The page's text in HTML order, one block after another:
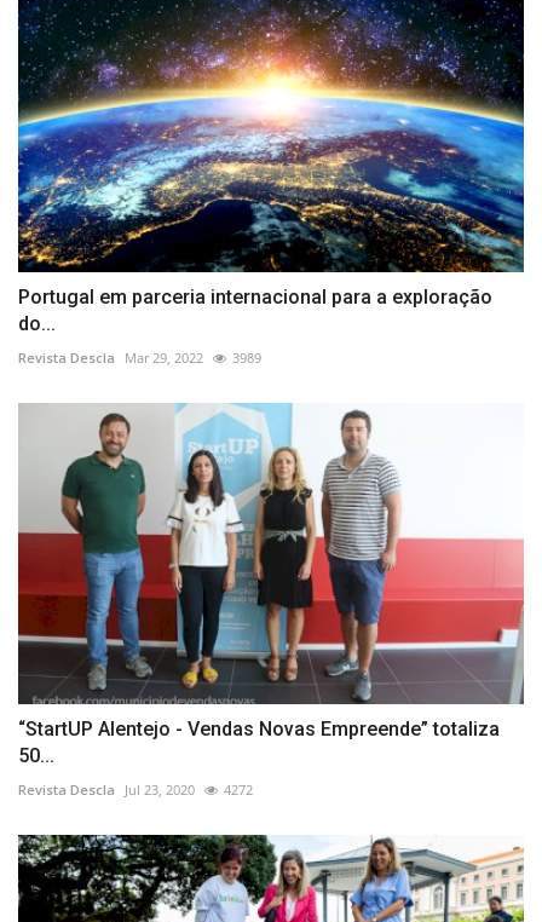
Portugal em parceria internacional para a exploração
do...
Revista Descla Mar 29, 2022 3989
“StartUP Alentejo - Vendas Novas Empreende” totaliza
50...
Revista Descla Jul 23, 2020 4272